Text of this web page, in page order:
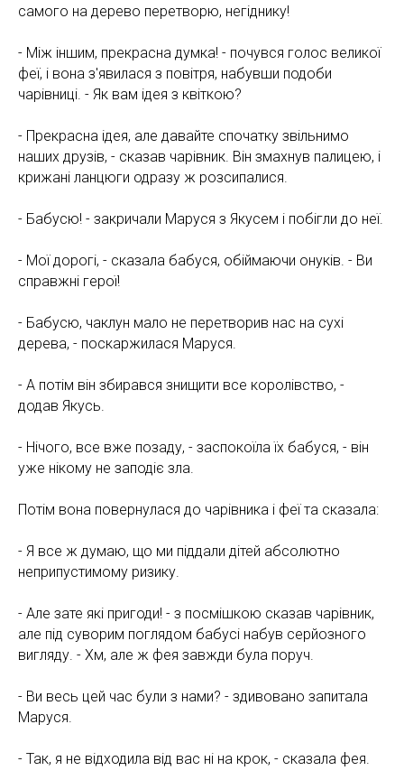
самого на дерево перетворю, негіднику!
- Між іншим, прекрасна думка! - почувся голос великої
феї, і вона з'явилася з повітря, набувши подоби
чарівниці. - Як вам ідея з квіткою?
- Прекрасна ідея, але давайте спочатку звільнимо
наших друзів, - сказав чарівник. Він змахнув палицею, і
крижані ланцюги одразу ж розсипалися.
- Бабусю! - закричали Маруся з Якусем і побігли до неї.
- Мої дорогі, - сказала бабуся, обіймаючи онуків. - Ви
справжні герої!
- Бабусю, чаклун мало не перетворив нас на сухі
дерева, - поскаржилася Маруся.
- А потім він збирався знищити все королівство, -
додав Якусь.
- Нічого, все вже позаду, - заспокоїла їх бабуся, - він
уже нікому не заподіє зла.
Потім вона повернулася до чарівника і феї та сказала:
- Я все ж думаю, що ми піддали дітей абсолютно
неприпустимому ризику.
- Але зате які пригоди! - з посмішкою сказав чарівник,
але під суворим поглядом бабусі набув серйозного
вигляду. - Хм, але ж фея завжди була поруч.
- Ви весь цей час були з нами? - здивовано запитала
Маруся.
- Так, я не відходила від вас ні на крок, - сказала фея.